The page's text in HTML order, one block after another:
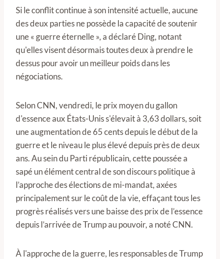
Si le conflit continue à son intensité actuelle, aucune
des deux parties ne possède la capacité de soutenir
une « guerre éternelle », a déclaré Ding, notant
qu'elles visent désormais toutes deux à prendre le
dessus pour avoir un meilleur poids dans les
négociations.
Selon CNN, vendredi, le prix moyen du gallon
d'essence aux États-Unis s'élevait à 3,63 dollars, soit
une augmentation de 65 cents depuis le début de la
guerre et le niveau le plus élevé depuis près de deux
ans. Au sein du Parti républicain, cette poussée a
sapé un élément central de son discours politique à
l’approche des élections de mi-mandat, axées
principalement sur le coût de la vie, effaçant tous les
progrès réalisés vers une baisse des prix de l’essence
depuis l’arrivée de Trump au pouvoir, a noté CNN.
À l'approche de la guerre, les responsables de Trump